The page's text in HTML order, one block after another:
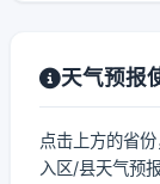
天气预报
点击上方的省
入区/县天气预